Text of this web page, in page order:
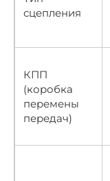
сцепления
КПП
(коробка
перемены
передач)